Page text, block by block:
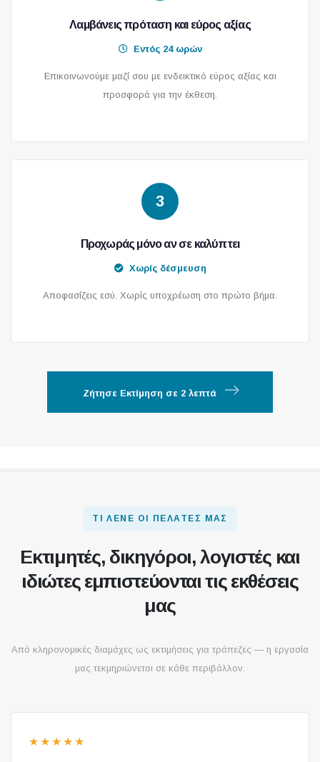
Λαμβάνεις πρόταση και εύρος αξίας
Εντός 24 ωρών
Επικοινωνούμε μαζί σου με ενδεικτικό εύρος αξίας και
προσφορά για την έκθεση.
3
Προχωράς μόνο αν σε καλύπτει
Χωρίς δέσμευση
Αποφασίζεις εσύ. Χωρίς υποχρέωση στο πρώτο βήμα.
Ζήτησε Εκτίμηση σε 2 λεπτά
ΤΙ ΛΈΝΕ ΟΙ ΠΕΛΆΤΕΣ ΜΑΣ
Εκτιμητές, δικηγόροι, λογιστές και
ιδιώτες εμπιστεύονται τις εκθέσεις
μας
Από κληρονομικές διαμάχες ως εκτιμήσεις για τράπεζες — η εργασία
μας τεκμηριώνεται σε κάθε περιβάλλον.
★★★★★